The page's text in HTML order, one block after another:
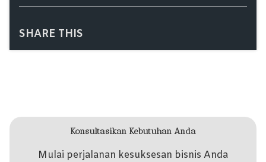
SHARE THIS
Konsultasikan Kebutuhan Anda
Mulai perjalanan kesuksesan bisnis Anda